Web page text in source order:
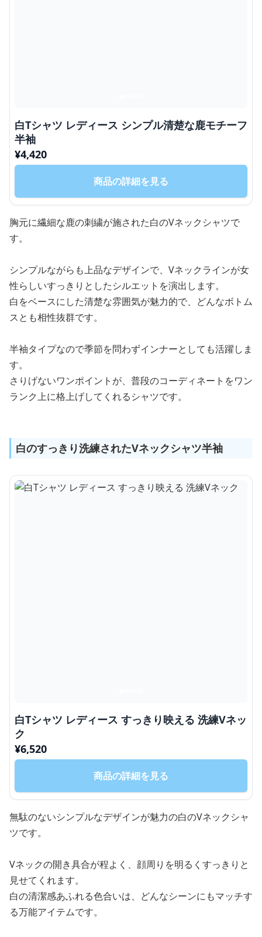
白Tシャツ レディース シンプル清楚な鹿モチーフ
半袖
¥4,420
商品の詳細を見る
胸元に繊細な鹿の刺繍が施された白のVネックシャツで
す。
シンプルながらも上品なデザインで、Vネックラインが女
性らしいすっきりとしたシルエットを演出します。
白をベースにした清楚な雰囲気が魅力的で、どんなボトム
スとも相性抜群です。
半袖タイプなので季節を問わずインナーとしても活躍しま
す。
さりげないワンポイントが、普段のコーディネートをワン
ランク上に格上げしてくれるシャツです。
白のすっきり洗練されたVネックシャツ半袖
白Tシャツ レディース すっきり映える 洗練Vネッ
ク
¥6,520
商品の詳細を見る
無駄のないシンプルなデザインが魅力の白のVネックシャ
ツです。
Vネックの開き具合が程よく、顔周りを明るくすっきりと
見せてくれます。
白の清潔感あふれる色合いは、どんなシーンにもマッチす
る万能アイテムです。